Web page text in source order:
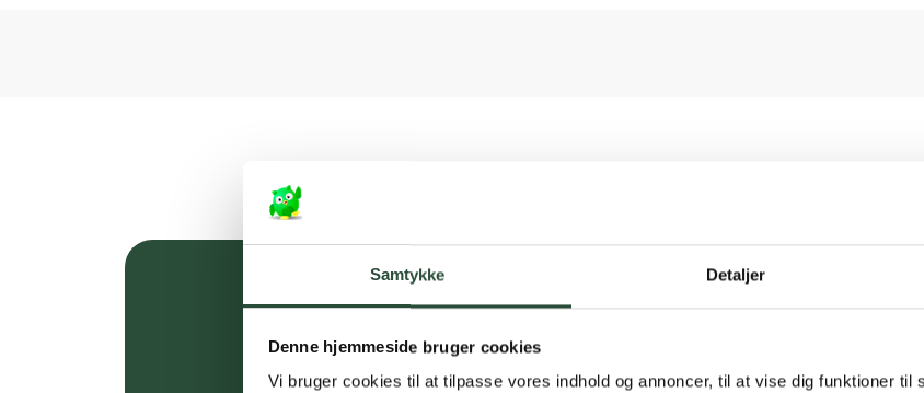
Samtykke Detaljer
Denne hjemmeside bruger cookies
Vi bruger cookies til at tilpasse vores indhold og annoncer, til at vise dig funktioner til
Gratis